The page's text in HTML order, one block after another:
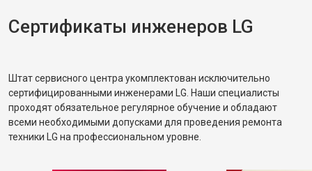
Сертификаты инженеров LG
Штат сервисного центра укомплектован исключительно
сертифицированными инженерами LG. Наши специалисты
проходят обязательное регулярное обучение и обладают
всеми необходимыми допусками для проведения ремонта
техники LG на профессиональном уровне.